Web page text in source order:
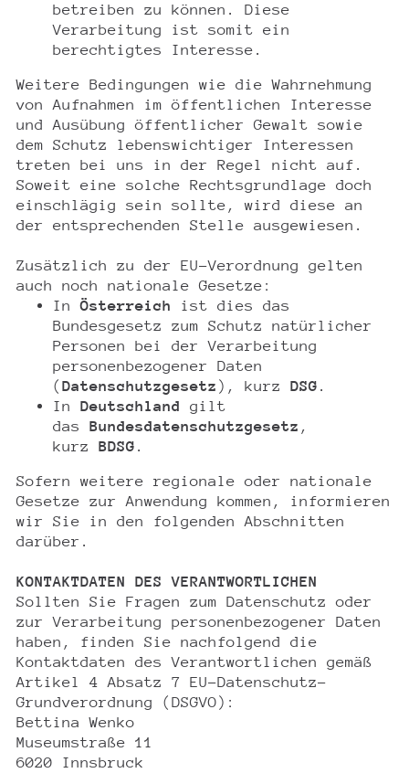
betreiben zu können. Diese
Verarbeitung ist somit ein
berechtigtes Interesse.
Weitere Bedingungen wie die Wahrnehmung
von Aufnahmen im öffentlichen Interesse
und Ausübung öffentlicher Gewalt sowie
dem Schutz lebenswichtiger Interessen
treten bei uns in der Regel nicht auf.
Soweit eine solche Rechtsgrundlage doch
einschlägig sein sollte, wird diese an
der entsprechenden Stelle ausgewiesen.
Zusätzlich zu der EU-Verordnung gelten
auch noch nationale Gesetze:
InÖsterreich
ist dies das
Bundesgesetz zum Schutz natürlicher
Personen bei der Verarbeitung
personenbezogener Daten
( Datenschutzgesetz ), kurz DSG .
In Deutschland
gilt
das Bundesdatenschutzgesetz ,
kurz
BDSG .
Sofern weitere regionale oder nationale
Gesetze zur Anwendung kommen, informieren
wir Sie in den folgenden Abschnitten
darüber.
KONTAKTDATEN DES VERANTWORTLICHEN
Sollten Sie Fragen zum Datenschutz oder
zur Verarbeitung personenbezogener Daten
haben, finden Sie nachfolgend die
Kontaktdaten des Verantwortlichen gemäß
Artikel 4 Absatz 7 EU-Datenschutz-
Grundverordnung (DSGVO):
Bettina Wenko
Museumstraße 11
6020 Innsbruck